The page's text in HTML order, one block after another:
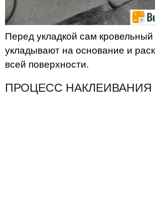
Перед укладкой сам
укладывают на основание и
всей поверхности.
ПРОЦЕСС НАКЛЕИВАНИЯ